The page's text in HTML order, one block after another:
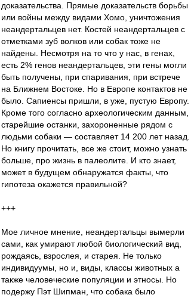
доказательства. Прямые доказательств борьбы
или войны между видами Хомо, уничтожения
неандертальцев нет. Костей неандертальцев с
отметками зуб волков или собак тоже не
найдены. Несмотря на то что у нас, в генах,
есть 2% генов неандертальцев, эти гены могли
быть получены, при спаривания, при встрече
на Ближнем Востоке. Но в Европе контактов не
было. Сапиенсы пришли, в уже, пустую Европу.
Кроме того согласно археологическим данным,
старейшие останки, захороненные рядом с
людьми собаки — составляет 14 200 лет назад.
Но книгу прочитать, все же стоит, можно узнать
больше, про жизнь в палеолите. И кто знает,
может в будущем обнаружатся факты, что
гипотеза окажется правильной?
+++
Мое личное мнение, неандертальцы вымерли
сами, как умирают любой биологический вид,
рождаясь, взрослея, и старея. Не только
индивидуумы, но и, виды, классы животных а
также человеческие популяции и этносы. Но
подержу Пэт Шипман, что собака было